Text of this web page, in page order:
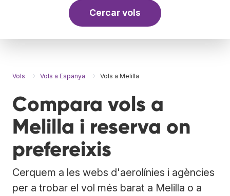
Cercar vols
Vols Vols a Espanya Vols a Melilla
Compara vols a
Melilla i reserva on
prefereixis
Cerquem a les webs d'aerolínies i agències
per a trobar el vol més barat a Melilla o a